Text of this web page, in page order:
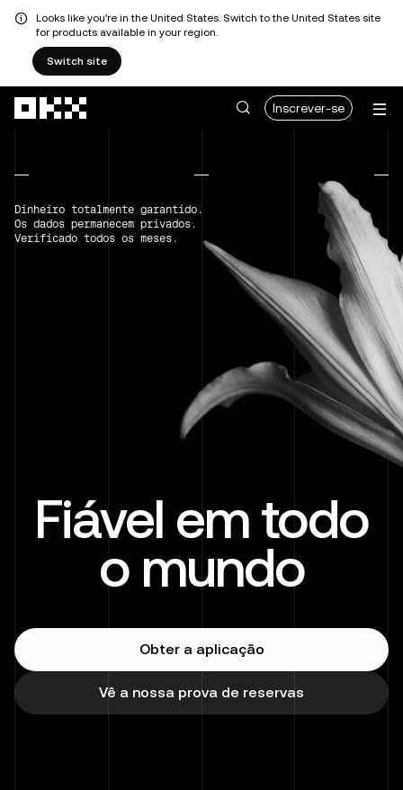
Looks like you're in the United States. Switch to the United States site
for products available in your region.
Switch site
Inscrever-se
Dinheiro totalmente garantido.
Os dados permanecem privados.
Verificado todos os meses.
Fiável em todo
o mundo
Obter a aplicação
Vê a nossa prova de reservas